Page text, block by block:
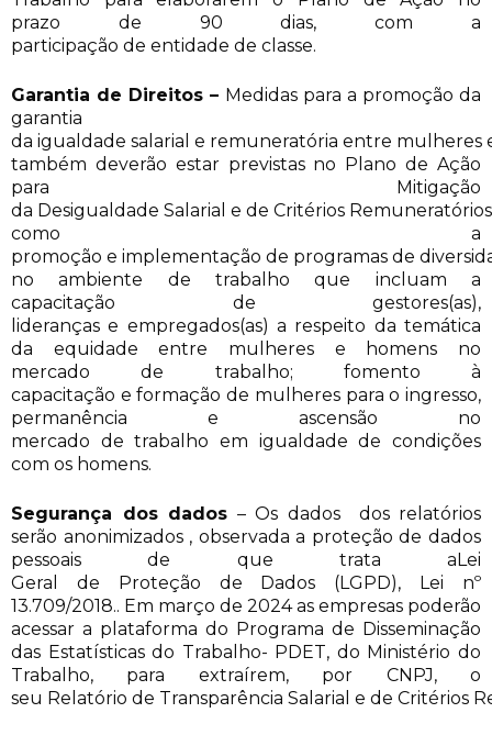
prazo de 90 dias, com a
participação de entidade de classe.
Garantia de Direitos – Medidas para a promoção da
garantia
da igualdade salarial e remuneratória entre mulheres
também deverão estar previstas no Plano de Ação
para Mitigação
da Desigualdade Salarial e de Critérios
como a
promoção e implementação de programas de
no ambiente de trabalho que incluam a
capacitação de gestores(as),
lideranças e empregados(as) a respeito da temática
da equidade entre mulheres e homens no
mercado de trabalho; fomento à
capacitação e formação de mulheres para o ingresso,
permanência e ascensão no
mercado de trabalho em igualdade de condições
com os homens.
Segurança dos dados – Os dados dos relatórios
serão anonimizados , observada a proteção de dados
pessoais de que trata aLei
Geral de Proteção de Dados (LGPD), Lei nº
13.709/2018.. Em março de 2024 as empresas poderão
acessar a plataforma do Programa de Disseminação
das Estatísticas do Trabalho- PDET, do Ministério do
Trabalho, para extraírem, por CNPJ, o
seu Relatório de Transparência Salarial e de Critérios